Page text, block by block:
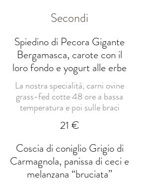
Secondi
Spiedino di Pecora Gigante
Bergamasca, carote con il
loro fondo e yogurt alle erbe
La nostra specialità, carni ovine
grass-fed cotte 48 ore a bassa
temperatura e poi sulle braci
21 €
Coscia di coniglio Grigio di
Carmagnola, panissa di ceci e
melanzana “bruciata”